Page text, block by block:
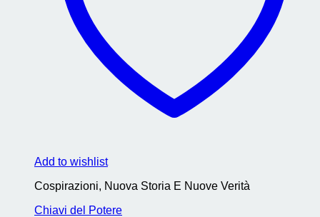
Add to wishlist
Cospirazioni, Nuova Storia E Nuove Verità
Chiavi del Potere